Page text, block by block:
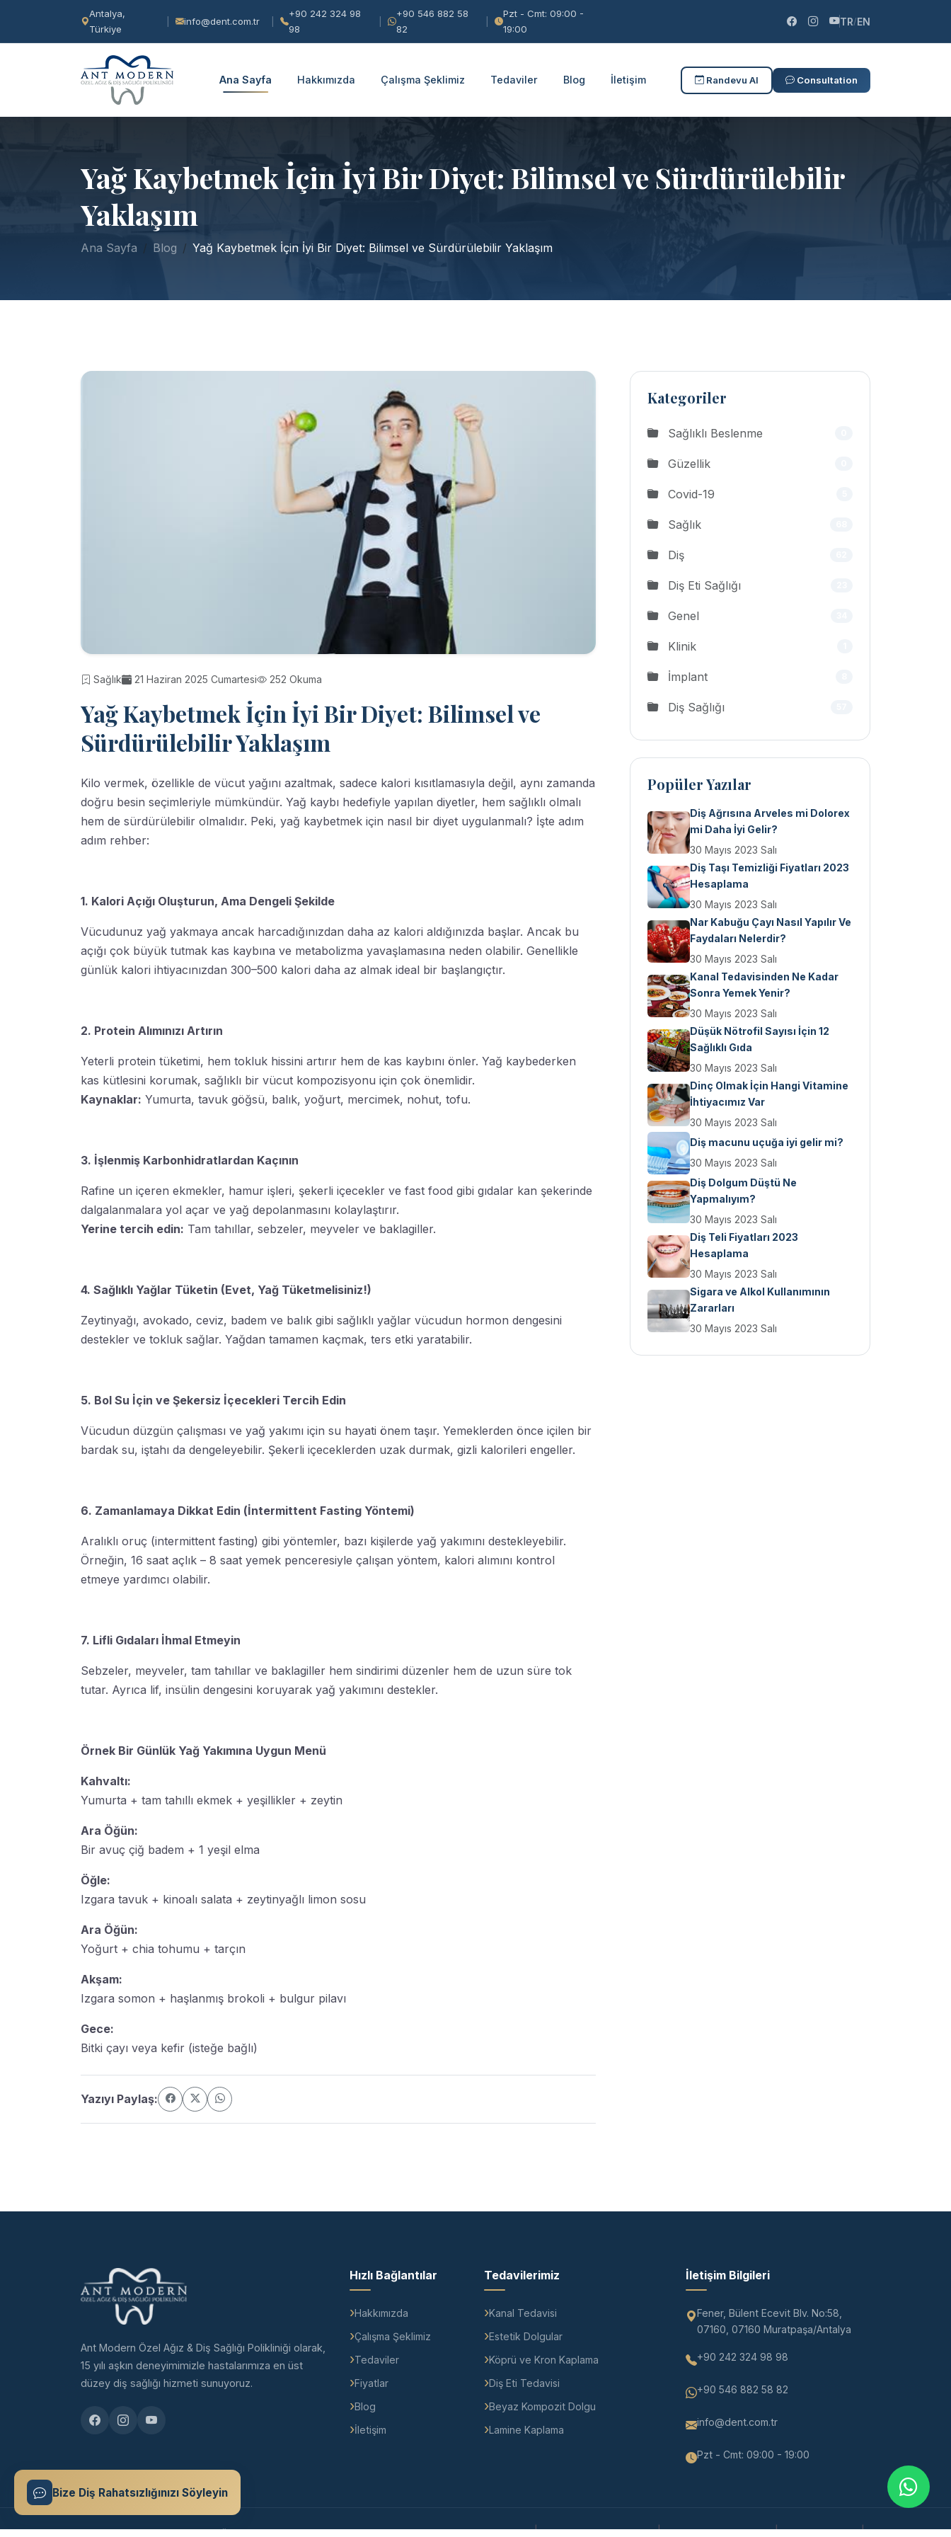
Antalya,
Türkiye
info@dent.com.tr
+90 242 324 98
98
+90 546 882 58
82
Pzt - Cmt: 09:00 -
19:00
TR/EN
Ana Sayfa Hakkımızda Çalışma Şeklimiz Tedaviler Blog İletişim Randevu Al Consultation
Yağ Kaybetmek İçin İyi Bir Diyet: Bilimsel ve Sürdürülebilir
Yaklaşım
Ana Sayfa Blog Yağ Kaybetmek İçin İyi Bir Diyet: Bilimsel ve Sürdürülebilir Yaklaşım
Sağlık 21 Haziran 2025 Cumartesi 252 Okuma
Yağ Kaybetmek İçin İyi Bir Diyet: Bilimsel ve
Sürdürülebilir Yaklaşım
Kilo vermek, özellikle de vücut yağını azaltmak, sadece kalori kısıtlamasıyla değil, aynı zamanda
doğru besin seçimleriyle mümkündür. Yağ kaybı hedefiyle yapılan diyetler, hem sağlıklı olmalı
hem de sürdürülebilir olmalıdır. Peki, yağ kaybetmek için nasıl bir diyet uygulanmalı? İşte adım
adım rehber:
1. Kalori Açığı Oluşturun, Ama Dengeli Şekilde
Vücudunuz yağ yakmaya ancak harcadığınızdan daha az kalori aldığınızda başlar. Ancak bu
açığı çok büyük tutmak kas kaybına ve metabolizma yavaşlamasına neden olabilir. Genellikle
günlük kalori ihtiyacınızdan 300–500 kalori daha az almak ideal bir başlangıçtır.
2. Protein Alımınızı Artırın
Yeterli protein tüketimi, hem tokluk hissini artırır hem de kas kaybını önler. Yağ kaybederken
kas kütlesini korumak, sağlıklı bir vücut kompozisyonu için çok önemlidir.
Kaynaklar: Yumurta, tavuk göğsü, balık, yoğurt, mercimek, nohut, tofu.
3. İşlenmiş Karbonhidratlardan Kaçının
Rafine un içeren ekmekler, hamur işleri, şekerli içecekler ve fast food gibi gıdalar kan şekerinde
dalgalanmalara yol açar ve yağ depolanmasını kolaylaştırır.
Yerine tercih edin: Tam tahıllar, sebzeler, meyveler ve baklagiller.
4. Sağlıklı Yağlar Tüketin (Evet, Yağ Tüketmelisiniz!)
Zeytinyağı, avokado, ceviz, badem ve balık gibi sağlıklı yağlar vücudun hormon dengesini
destekler ve tokluk sağlar. Yağdan tamamen kaçmak, ters etki yaratabilir.
5. Bol Su İçin ve Şekersiz İçecekleri Tercih Edin
Vücudun düzgün çalışması ve yağ yakımı için su hayati önem taşır. Yemeklerden önce içilen bir
bardak su, iştahı da dengeleyebilir. Şekerli içeceklerden uzak durmak, gizli kalorileri engeller.
6. Zamanlamaya Dikkat Edin (İntermittent Fasting Yöntemi)
Aralıklı oruç (intermittent fasting) gibi yöntemler, bazı kişilerde yağ yakımını destekleyebilir.
Örneğin, 16 saat açlık – 8 saat yemek penceresiyle çalışan yöntem, kalori alımını kontrol
etmeye yardımcı olabilir.
7. Lifli Gıdaları İhmal Etmeyin
Sebzeler, meyveler, tam tahıllar ve baklagiller hem sindirimi düzenler hem de uzun süre tok
tutar. Ayrıca lif, insülin dengesini koruyarak yağ yakımını destekler.
Örnek Bir Günlük Yağ Yakımına Uygun Menü
Kahvaltı:
Yumurta + tam tahıllı ekmek + yeşillikler + zeytin
Ara Öğün:
Bir avuç çiğ badem + 1 yeşil elma
Öğle:
Izgara tavuk + kinoalı salata + zeytinyağlı limon sosu
Ara Öğün:
Yoğurt + chia tohumu + tarçın
Akşam:
Izgara somon + haşlanmış brokoli + bulgur pilavı
Gece:
Bitki çayı veya kefir (isteğe bağlı)
Yazıyı Paylaş:
Kategoriler
Sağlıklı Beslenme
Güzellik
Covid-19
Sağlık
Diş
Diş Eti Sağlığı
Genel
Klinik
İmplant
Diş Sağlığı
Popüler Yazılar
Diş Ağrısına Arveles mi Dolorex
mi Daha İyi Gelir?
30 Mayıs 2023 Salı
Diş Taşı Temizliği Fiyatları 2023
Hesaplama
30 Mayıs 2023 Salı
Nar Kabuğu Çayı Nasıl Yapılır Ve
Faydaları Nelerdir?
30 Mayıs 2023 Salı
Kanal Tedavisinden Ne Kadar
Sonra Yemek Yenir?
30 Mayıs 2023 Salı
Düşük Nötrofil Sayısı İçin 12
Sağlıklı Gıda
30 Mayıs 2023 Salı
Dinç Olmak İçin Hangi Vitamine
İhtiyacımız Var
30 Mayıs 2023 Salı
Diş macunu uçuğa iyi gelir mi?
30 Mayıs 2023 Salı
Diş Dolgum Düştü Ne
Yapmalıyım?
30 Mayıs 2023 Salı
Diş Teli Fiyatları 2023
Hesaplama
30 Mayıs 2023 Salı
Sigara ve Alkol Kullanımının
Zararları
30 Mayıs 2023 Salı
Ant Modern Özel Ağız & Diş Sağlığı Polikliniği olarak,
15 yılı aşkın deneyimimizle hastalarımıza en üst
düzey diş sağlığı hizmeti sunuyoruz.
Hızlı Bağlantılar
Hakkımızda
Çalışma Şeklimiz
Tedaviler
Fiyatlar
Blog
İletişim
Tedavilerimiz
Kanal Tedavisi
Estetik Dolgular
Köprü ve Kron Kaplama
Diş Eti Tedavisi
Beyaz Kompozit Dolgu
Lamine Kaplama
İletişim Bilgileri
Fener, Bülent Ecevit Blv. No:58,
07160, 07160 Muratpaşa/Antalya
+90 242 324 98 98
+90 546 882 58 82
info@dent.com.tr
Pzt - Cmt: 09:00 - 19:00
© 2024 Ant Modern Diş Polikliniği. Tüm hakları saklıdır. Gizlilik ve Çerez Politikası | KVKK Aydınlatma Metni | Sıkça Sorulan Sorular | Bizimle Çalışın |
Bize Diş Rahatsızlığınızı Söyleyin